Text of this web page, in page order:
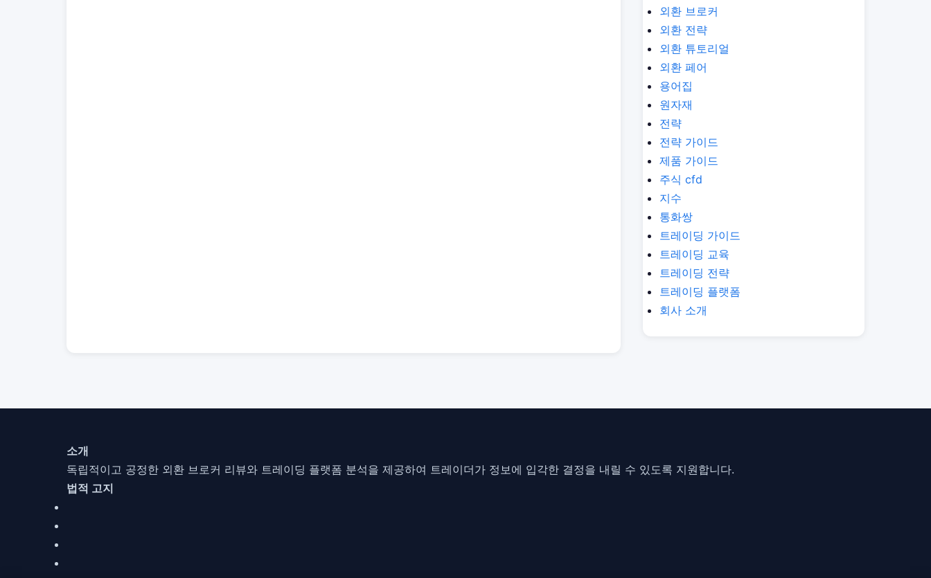
외환 브로커
외환 전략
외환 튜토리얼
외환 페어
용어집
원자재
전략
전략 가이드
제품 가이드
주식 cfd
지수
통화쌍
트레이딩 가이드
트레이딩 교육
트레이딩 전략
트레이딩 플랫폼
회사 소개
소개
독립적이고 공정한 외환 브로커 리뷰와 트레이딩 플랫폼 분석을 제공하여 트레이더가 정보에 입각한 결정을 내릴 수 있도록 지원합니다.
법적 고지